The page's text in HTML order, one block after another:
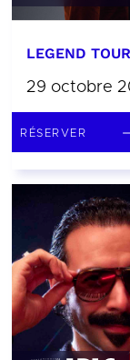
LEGEND
29 octobre
RÉSERVER